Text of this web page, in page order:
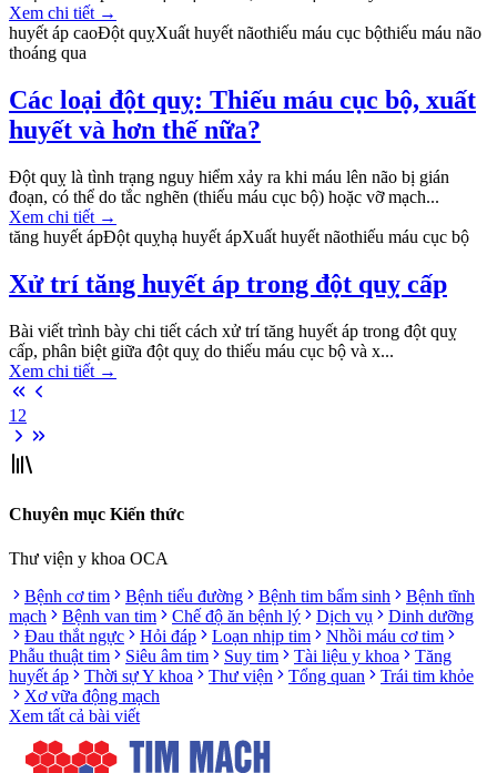
Xem chi tiết →
huyết áp caoĐột quỵXuất huyết nãothiếu máu cục bộthiếu máu não
thoáng qua
Các loại đột quỵ: Thiếu máu cục bộ, xuất
huyết và hơn thế nữa?
Đột quỵ là tình trạng nguy hiểm xảy ra khi máu lên não bị gián
đoạn, có thể do tắc nghẽn (thiếu máu cục bộ) hoặc vỡ mạch...
Xem chi tiết →
tăng huyết ápĐột quỵhạ huyết ápXuất huyết nãothiếu máu cục bộ
Xử trí tăng huyết áp trong đột quỵ cấp
Bài viết trình bày chi tiết cách xử trí tăng huyết áp trong đột quỵ
cấp, phân biệt giữa đột quỵ do thiếu máu cục bộ và x...
Xem chi tiết →
1 2
Chuyên mục Kiến thức
Thư viện y khoa OCA
Bệnh cơ tim
Bệnh tiểu đường Bệnh tim bẩm sinh
Bệnh tĩnh
mạch
Bệnh van tim Chế độ ăn bệnh lý Dịch vụ
Dinh dưỡng
Đau thắt ngực
Hỏi đáp Loạn nhịp tim
Nhồi máu cơ tim
Phẫu thuật tim
Siêu âm tim Suy tim Tài liệu y khoa
Tăng
huyết áp
Thời sự Y khoa Thư viện Tổng quan
Trái tim khỏe
Xơ vữa động mạch
Xem tất cả bài viết